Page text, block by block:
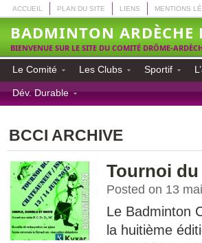
ACCUEIL PLAN DU SITE LIENS MENTIONS
BADMINTON ARDÈCHE
BIENVENUE SUR LE SITE DU COMITÉ DRÔME-
Le Comité Les Clubs Sportif
Dév. Durable
BCCI ARCHIVE
Tournoi du
Posted on 13
Le Badminton
la huitième